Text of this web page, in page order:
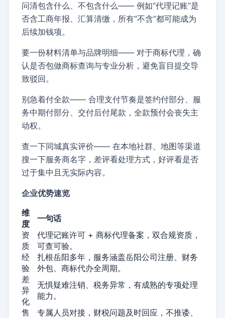
问清包含什么、不包含什么——例如“代理记账”是
否含工商年报、汇算清缴，所有“不含”都可能成为
后续加钱项。
要一份材料清单与品牌明细——对于商标代理，确
认是否包做商标查询与专业分析，避免盲目提交导
致驳回。
别急着付全款——合理支付节奏是签约付部分、服
务中期付部分、交付后付尾款，全款预付会丧失主
动权。
查一下同城真实评价——在本地社群、地图等渠道
搜一下服务商名字，差评看处理方式，好评看是否
过于集中且无实际内容。
企业优势速览
维
度
一句话
资
质
代理记账许可 + 商标代理备案，双合规资质，
可查可验。
经
验
扎根岳阳多年，服务涵盖岳阳公司注册、财务
外包、商标代办全周期。
差
异
化
无惧疑难注销、税务异常，有成熟的专项处理
能力。
售
专属人员对接，财税问题及时回应，不推诿、